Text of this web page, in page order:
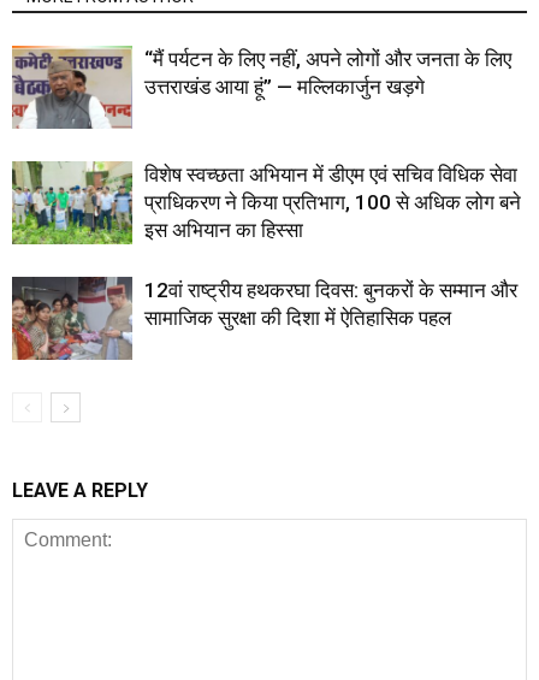
“मैं पर्यटन के लिए नहीं, अपने लोगों और जनता के लिए
उत्तराखंड आया हूं” — मल्लिकार्जुन खड़गे
विशेष स्वच्छता अभियान में डीएम एवं सचिव विधिक सेवा
प्राधिकरण ने किया प्रतिभाग, 100 से अधिक लोग बने
इस अभियान का हिस्सा
12वां राष्ट्रीय हथकरघा दिवस: बुनकरों के सम्मान और
सामाजिक सुरक्षा की दिशा में ऐतिहासिक पहल
LEAVE A REPLY